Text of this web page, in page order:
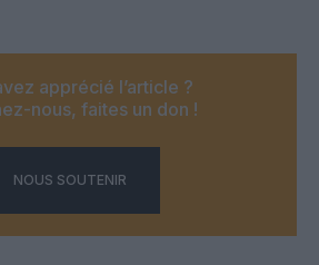
apprécié l’article ?
nous, faites un don !
NOUS SOUTENIR